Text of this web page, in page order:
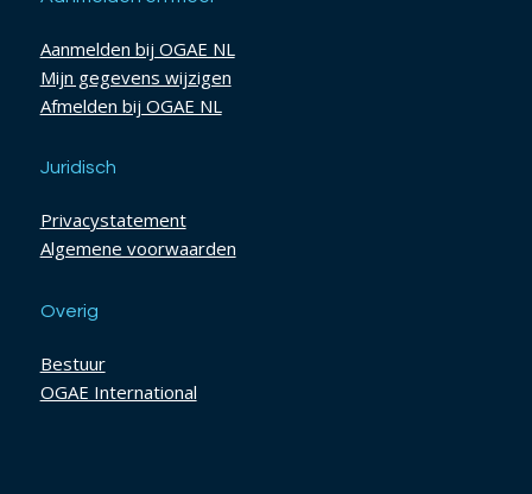
Aanmelden bij OGAE NL
Mijn gegevens wijzigen
Afmelden bij OGAE NL
Juridisch
Privacystatement
Algemene voorwaarden
Overig
Bestuur
OGAE International